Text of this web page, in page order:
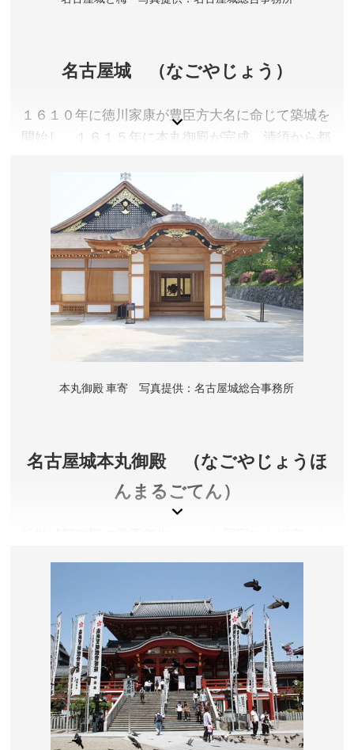
名古屋城 （なごやじょう）
１６１０年に徳川家康が豊臣方大名に命じて築城を
開始し、１６１５年に本丸御殿が完成。清須から都
愛知県名古屋市
観覧料／大人500円、中学生以下無料
開園時間／9:00～16:30 ※本丸御殿等、建物内への入場
は16:00まで
休園日／12月29日～31日、1月1日 ※催事等により変
更となる場合があります。
アクセス／名城線 市役所駅(7番出口)より徒歩約5分 ※
詳しくは公式サイトをご確認ください。
所在地／愛知県名古屋市中区本丸
本丸御殿 車寄 写真提供：名古屋城総合事務所
名古屋城本丸御殿 （なごやじょうほ
んまるごてん）
り進められた復元工事が完了し、平成３０年６月に
完成公開されました。
愛知県名古屋市
観覧料／大人500円、中学生以下無料
開園時間／9:00～16:30 ※本丸御殿等、建物内への入場
は16:00まで
休園日／12月29日～31日、1月1日 ※催事等により変
更となる場合があります。